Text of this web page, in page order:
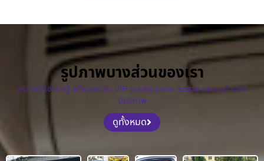
รูปภาพบางส่วนของเรา
บริการให้เช่ารถตู้ พร้อมคนขับ VIP แบบครบวงจร รถสวย บริการดี ราคา
มิตรภาพ
ดูทั้งหมด